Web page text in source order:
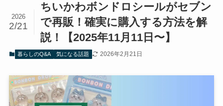
ちいかわボンドロシールがセブン
で再販！確実に購入する方法を解
説！【2025年11月11日〜】
2026
2/21
暮らしのQ&A 気になる話題 2026年2月21日